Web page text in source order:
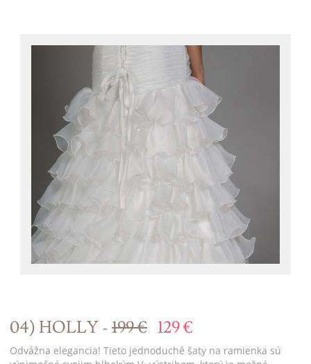
04) HOLLY -199 € 129 €
Odvážna elegancia! Tieto jednoduché šaty na ramienka sú